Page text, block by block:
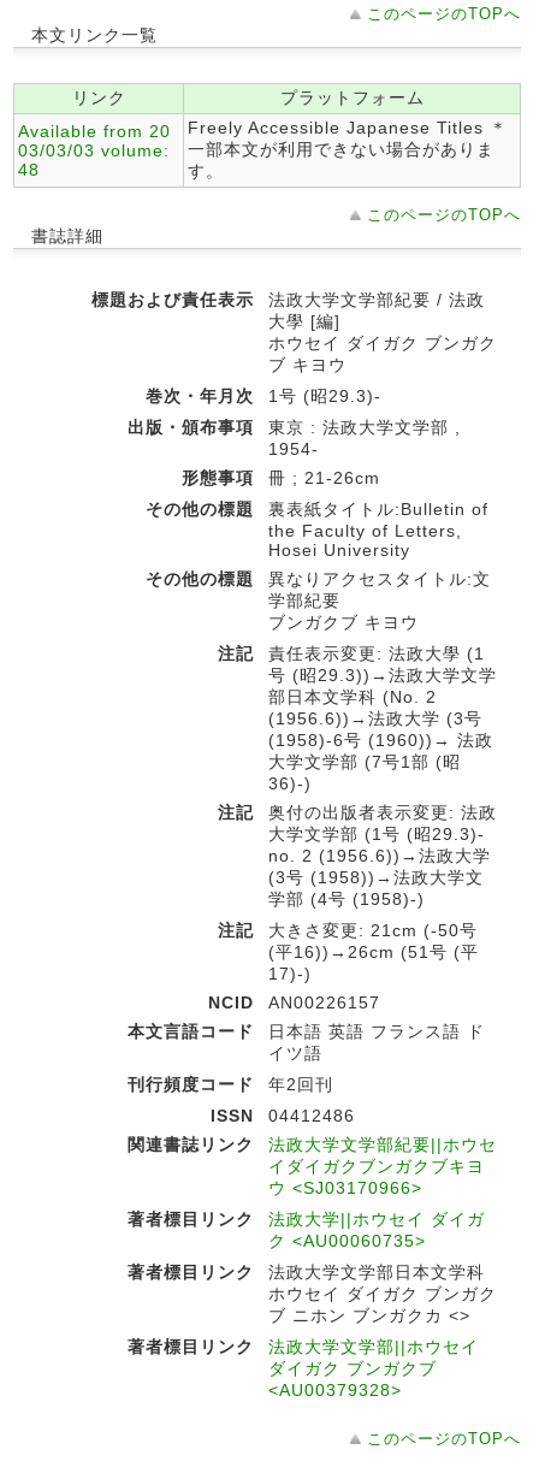
このページのTOPへ
本文リンク一覧
リンク
プラットフォーム
Available from 20
03/03/03 volume:
48
Freely Accessible Japanese Titles ＊
一部本文が利用できない場合がありま
す。
このページのTOPへ
書誌詳細
標題および責任表示
法政大学文学部紀要 / 法政
大學 [編]
ホウセイ ダイガク ブンガク
ブ キヨウ
巻次・年月次
1号 (昭29.3)-
出版・頒布事項
東京 : 法政大学文学部 ,
1954-
形態事項
冊 ; 21-26cm
その他の標題
裏表紙タイトル:Bulletin of
the Faculty of Letters,
Hosei University
その他の標題
異なりアクセスタイトル:文
学部紀要
ブンガクブ キヨウ
注記
責任表示変更: 法政大學 (1
号 (昭29.3))→法政大学文学
部日本文学科 (No. 2
(1956.6))→法政大学 (3号
(1958)-6号 (1960))→ 法政
大学文学部 (7号1部 (昭
36)-)
注記
奥付の出版者表示変更: 法政
大学文学部 (1号 (昭29.3)-
no. 2 (1956.6))→法政大学
(3号 (1958))→法政大学文
学部 (4号 (1958)-)
注記
大きさ変更: 21cm (-50号
(平16))→26cm (51号 (平
17)-)
NCID
AN00226157
本文言語コード
日本語 英語 フランス語 ド
イツ語
刊行頻度コード
年2回刊
ISSN
04412486
関連書誌リンク
法政大学文学部紀要||ホウセ
イダイガクブンガクブキヨ
ウ <SJ03170966>
著者標目リンク
法政大学||ホウセイ ダイガ
ク <AU00060735>
著者標目リンク
法政大学文学部日本文学科
ホウセイ ダイガク ブンガク
ブ ニホン ブンガクカ <>
著者標目リンク
法政大学文学部||ホウセイ
ダイガク ブンガクブ
<AU00379328>
このページのTOPへ